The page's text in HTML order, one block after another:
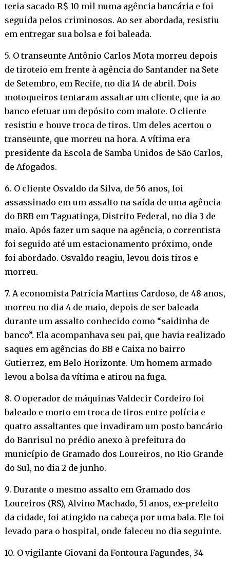
teria sacado R$ 10 mil numa agência bancária e foi
seguida pelos criminosos. Ao ser abordada, resistiu
em entregar sua bolsa e foi baleada.
5. O transeunte Antônio Carlos Mota morreu depois
de tiroteio em frente à agência do Santander na Sete
de Setembro, em Recife, no dia 14 de abril. Dois
motoqueiros tentaram assaltar um cliente, que ia ao
banco efetuar um depósito com malote. O cliente
resistiu e houve troca de tiros. Um deles acertou o
transeunte, que morreu na hora. A vítima era
presidente da Escola de Samba Unidos de São Carlos,
de Afogados.
6. O cliente Osvaldo da Silva, de 56 anos, foi
assassinado em um assalto na saída de uma agência
do BRB em Taguatinga, Distrito Federal, no dia 3 de
maio. Após fazer um saque na agência, o correntista
foi seguido até um estacionamento próximo, onde
foi abordado. Osvaldo reagiu, levou dois tiros e
morreu.
7. A economista Patrícia Martins Cardoso, de 48 anos,
morreu no dia 4 de maio, depois de ser baleada
durante um assalto conhecido como “saidinha de
banco”. Ela acompanhava seu pai, que havia realizado
saques em agências do BB e Caixa no bairro
Gutierrez, em Belo Horizonte. Um homem armado
levou a bolsa da vítima e atirou na fuga.
8. O operador de máquinas Valdecir Cordeiro foi
baleado e morto em troca de tiros entre polícia e
quatro assaltantes que invadiram um posto bancário
do Banrisul no prédio anexo à prefeitura do
município de Gramado dos Loureiros, no Rio Grande
do Sul, no dia 2 de junho.
9. Durante o mesmo assalto em Gramado dos
Loureiros (RS), Alvino Machado, 51 anos, ex-prefeito
da cidade, foi atingido na cabeça por uma bala. Ele foi
levado para o hospital, onde faleceu no dia seguinte.
10. O vigilante Giovani da Fontoura Fagundes, 34